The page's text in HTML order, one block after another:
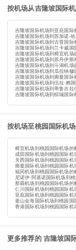
按机场从吉隆坡国际
吉隆坡国际机场到亚庇国际
吉隆坡国际机场到苏加诺-
吉隆坡国际机场到古晋国际
吉隆坡国际机场到兰卡威国
吉隆坡国际机场到樟宜机场
吉隆坡国际机场到苏丹伊斯
吉隆坡国际机场到斗湖机场
吉隆坡国际机场到瓜拉纳穆
吉隆坡国际机场到廊曼国际
吉隆坡国际机场到伍拉·赖
吉隆坡国际机场到蒂鲁吉拉
吉隆坡国际机场到槟城国际
按机场至桃园国际机
樟宜机场到桃园国际机场的
成田国际机场到桃园国际机
关西国际机场到桃园国际机
廊曼国际机场到桃园国际机
福冈机场到桃园国际机场的
尼诺伊·阿基诺国际机场到
那霸机场到桃园国际机场的
仁川国际机场到桃园国际机
亚庇国际机场到桃园国际机
釜山金海国际机场到桃园国
香港国际机场到桃园国际机
更多推荐的 吉隆坡国